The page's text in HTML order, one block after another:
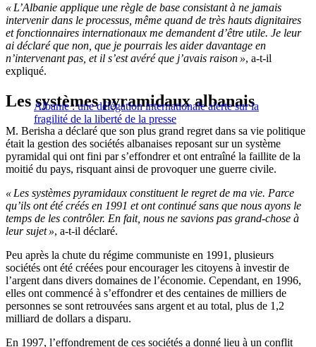
« L’Albanie applique une règle de base consistant à ne jamais
intervenir dans le processus, même quand de très hauts dignitaires
et fonctionnaires internationaux me demandent d’être utile. Je leur
ai déclaré que non, que je pourrais les aider davantage en
n’intervenant pas, et il s’est avéré que j’avais raison », a-t-il
expliqué.
Albanie : une délégation internationale alerte sur la
fragilité de la liberté de la presse
Les systèmes pyramidaux albanais
M. Berisha a déclaré que son plus grand regret dans sa vie politique
était la gestion des sociétés albanaises reposant sur un système
pyramidal qui ont fini par s’effondrer et ont entraîné la faillite de la
moitié du pays, risquant ainsi de provoquer une guerre civile.
« Les systèmes pyramidaux constituent le regret de ma vie. Parce
qu’ils ont été créés en 1991 et ont continué sans que nous ayons le
temps de les contrôler. En fait, nous ne savions pas grand-chose à
leur sujet », a-t-il déclaré.
Peu après la chute du régime communiste en 1991, plusieurs
sociétés ont été créées pour encourager les citoyens à investir de
l’argent dans divers domaines de l’économie. Cependant, en 1996,
elles ont commencé à s’effondrer et des centaines de milliers de
personnes se sont retrouvées sans argent et au total, plus de 1,2
milliard de dollars a disparu.
En 1997, l’effondrement de ces sociétés a donné lieu à un conflit